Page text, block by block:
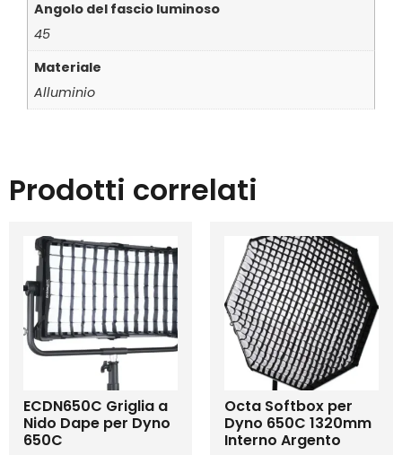
Angolo del fascio luminoso
45
Materiale
Alluminio
Prodotti correlati
ECDN650C Griglia a
Nido Dape per Dyno
650C
Octa Softbox per
Dyno 650C 1320mm
Interno Argento